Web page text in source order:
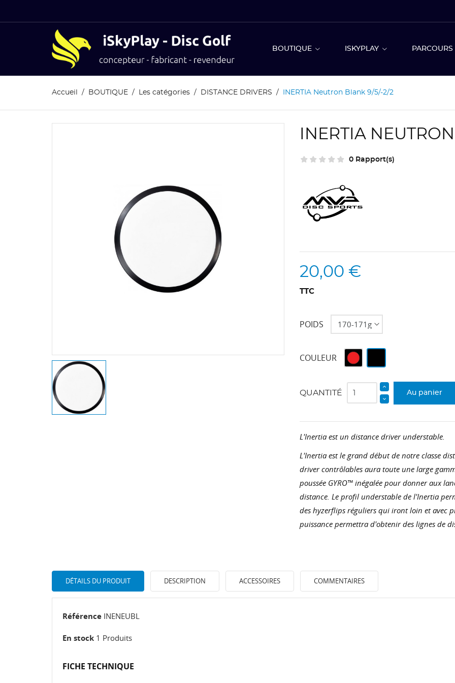
BOUTIQUE ISKYPLAY PARCOURS
Accueil BOUTIQUE Les catégories DISTANCE DRIVERS INERTIA Neutron Blank 9/5/-2/2
INERTIA
0 Rapport(s)
20,00 €
TTC
POIDS
COULEUR
Rouge
Noir
Noir
QUANTITÉ Au panier
L'Inertia est un distance driver understable.
L'Inertia est le grand début de notre classe
driver contrôlables aura toute une large
poussée GYRO™ inégalée pour donner aux
distance. Le profil understable de l'Inertia
des hyzerflips réguliers qui iront loin et avec
puissance permettra d'obtenir des lignes de
DÉTAILS DU PRODUIT DESCRIPTION ACCESSOIRES COMMENTAIRES
Référence INENEUBL
En stock 1 Produits
FICHE TECHNIQUE